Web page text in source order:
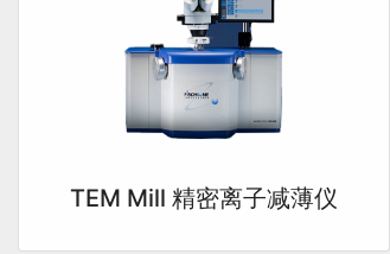
TEM Mill 精密离子减薄仪